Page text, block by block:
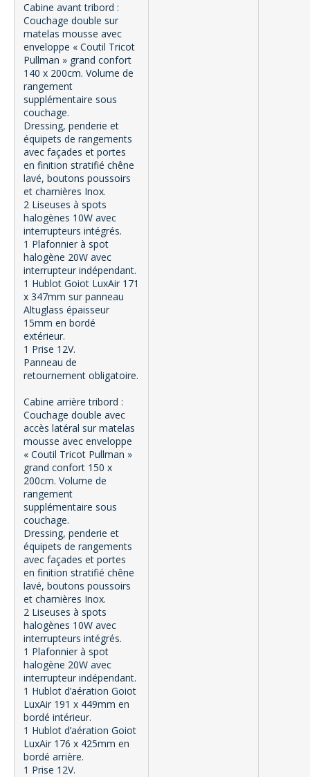
Cabine avant tribord :
Couchage double sur
matelas mousse avec
enveloppe « Coutil Tricot
Pullman » grand confort
140 x 200cm. Volume de
rangement
supplémentaire sous
couchage.
Dressing, penderie et
équipets de rangements
avec façades et portes
en finition stratifié chêne
lavé, boutons poussoirs
et charnières Inox.
2 Liseuses à spots
halogènes 10W avec
interrupteurs intégrés.
1 Plafonnier à spot
halogène 20W avec
interrupteur indépendant.
1 Hublot Goiot LuxAir 171
x 347mm sur panneau
Altuglass épaisseur
15mm en bordé
extérieur.
1 Prise 12V.
Panneau de
retournement obligatoire.
Cabine arrière tribord :
Couchage double avec
accès latéral sur matelas
mousse avec enveloppe
« Coutil Tricot Pullman »
grand confort 150 x
200cm. Volume de
rangement
supplémentaire sous
couchage.
Dressing, penderie et
équipets de rangements
avec façades et portes
en finition stratifié chêne
lavé, boutons poussoirs
et charnières Inox.
2 Liseuses à spots
halogènes 10W avec
interrupteurs intégrés.
1 Plafonnier à spot
halogène 20W avec
interrupteur indépendant.
1 Hublot d’aération Goiot
LuxAir 191 x 449mm en
bordé intérieur.
1 Hublot d’aération Goiot
LuxAir 176 x 425mm en
bordé arrière.
1 Prise 12V.